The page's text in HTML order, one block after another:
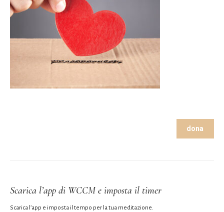
dona
Scarica l’app di WCCM e imposta il timer
Scarica l’app e imposta il tempo per la tua meditazione.